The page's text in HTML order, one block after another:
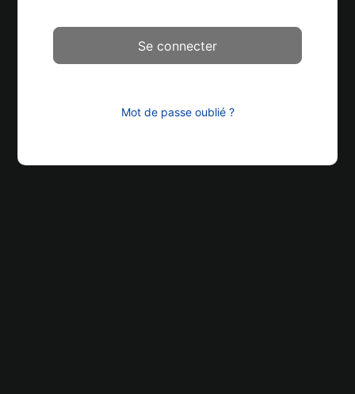
Mot de passe oublié ?